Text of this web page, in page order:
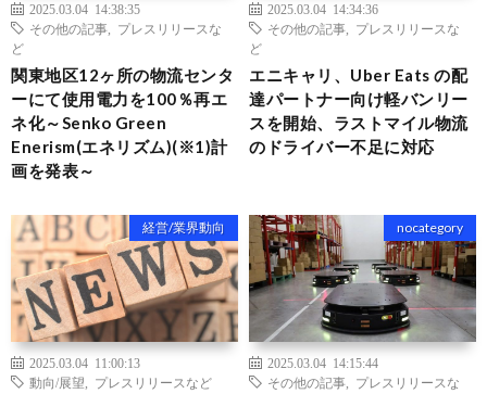
2025.03.04 14:38:35
その他の記事
プレスリリースな
ど
関東地区12ヶ所の物流センタ
ーにて使用電力を100％再エ
ネ化～Senko Green
Enerism(エネリズム)(※1)計
画を発表～
2025.03.04 14:34:36
その他の記事
プレスリリースな
ど
エニキャリ、Uber Eats の配
達パートナー向け軽バンリー
スを開始、ラストマイル物流
のドライバー不足に対応
経営/業界動向
2025.03.04 11:00:13
動向/展望
プレスリリースなど
nocategory
2025.03.04 14:15:44
その他の記事
プレスリリースな